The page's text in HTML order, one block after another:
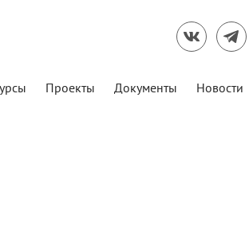
Проекты Документы Новости